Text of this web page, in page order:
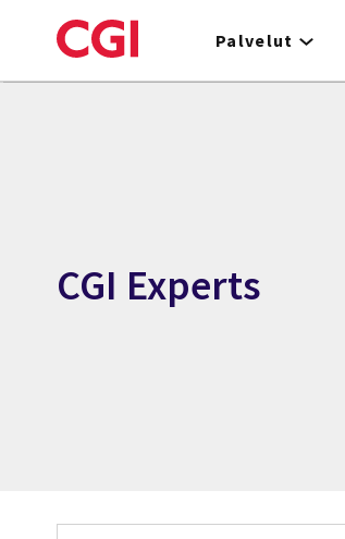
to
Palvelut
CGI Experts